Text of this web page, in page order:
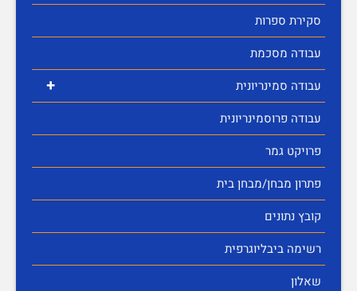
סקירת ספרות
עבודה מסכמת
+
עבודה סמינריונית
עבודה פרוסמינריונית
פרויקט גמר
פתרון מבחן/מבחן בית
קובץ נתונים
רשימה ביבליוגרפית
שאלון